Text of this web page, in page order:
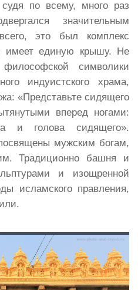
по всему, много раз
значительным
это был комплекс
имеет единую крышу. Не
символики
индуистского храма,
«Представьте сидящего
вперед ногами:
и голова сидящего».
мужским богам,
Традиционно башня и
и изощренной
исламского правления,